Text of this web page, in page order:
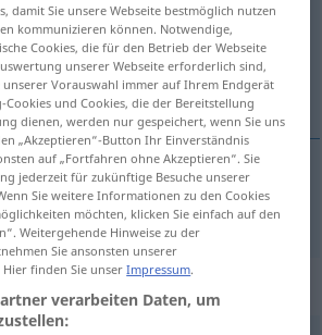
anklicken/antippen)
“
für "brimbaler"
damit Sie unsere Webseite bestmöglich nutzen
kommunizieren können. Notwendige,
Cookies, die für den Betrieb der Webseite
unserer Webseite erforderlich sind,
Vorauswahl immer auf Ihrem Endgerät
und Cookies, die der Bereitstellung
dienen, werden nur gespeichert, wenn Sie uns
„Akzeptieren“-Button Ihr Einverständnis
auf „Fortfahren ohne Akzeptieren“. Sie
jederzeit für zukünftige Besuche unserer
Sie weitere Informationen zu den Cookies
möchten, klicken Sie einfach auf den
Weitergehende Hinweise zu der
Sie ansonsten unserer
Hier finden Sie unserImpressum.
verarbeiten Daten, um